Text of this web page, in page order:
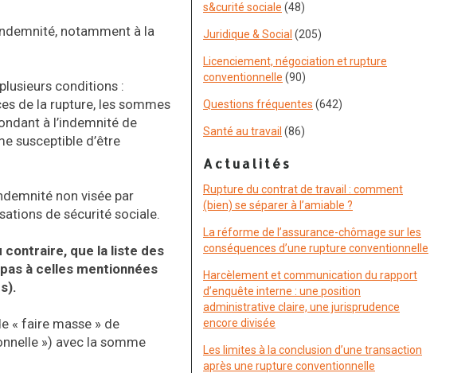
notamment à la
conditions :
de la rupture, les sommes
à l’indemnité de
susceptible d’être
non visée par
de sécurité sociale.
contraire, que la liste des
à celles mentionnées
« faire masse » de
») avec la somme
s&curité sociale (48)
Juridique & Social (205)
Licenciement, négociation et rupture
conventionnelle (90)
Questions fréquentes (642)
Santé au travail (86)
Actualités
Rupture du contrat de travail : comment
(bien) se séparer à l’amiable ?
La réforme de l’assurance-chômage sur les
conséquences d’une rupture conventionnelle
Harcèlement et communication du rapport
d’enquête interne : une position
administrative claire, une jurisprudence
encore divisée
Les limites à la conclusion d’une transaction
après une rupture conventionnelle